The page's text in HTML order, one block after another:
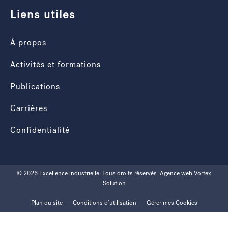
Liens utiles
À propos
Activités et formations
Publications
Carrières
Confidentialité
© 2026 Excellence industrielle. Tous droits réservés. Agence webVortex
Solution
Plan du site Conditions d’utilisation Gérer mes Cookies